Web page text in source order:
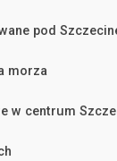
pod
morza
w centrum